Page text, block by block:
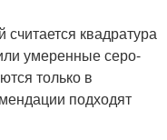
квадратура
умеренные серо-
только в
подходят